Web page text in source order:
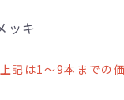
ッキ
記は1～9本までの